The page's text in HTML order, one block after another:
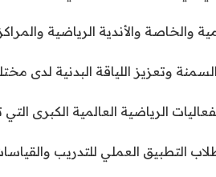
والأندية الرياضية
وتعزيز اللياقة البدنية لدى
الرياضية العالمية الكبرى
التطبيق العملي للتدريب